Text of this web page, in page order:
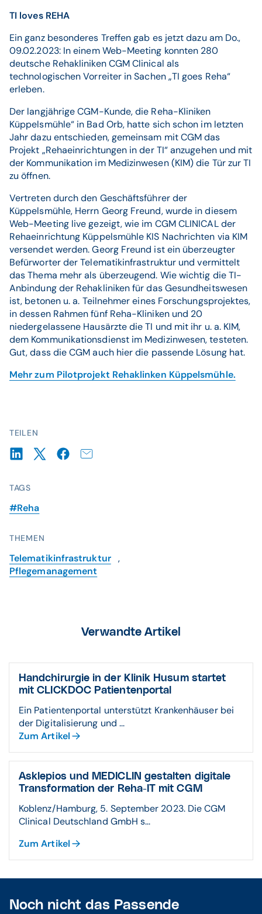
TEILEN
TAGS
#Reha
THEMEN
Telematikinfrastruktur ,
Pflegemanagement
TI loves REHA
Ein ganz besonderes Treffen gab es jetzt dazu am Do.,
09.02.2023: In einem Web-Meeting konnten 280
deutsche Rehakliniken CGM Clinical als
technologischen Vorreiter in Sachen „TI goes Reha“
erleben.
Der langjährige CGM-Kunde, die Reha-Kliniken
Küppelsmühle“ in Bad Orb, hatte sich schon im letzten
Jahr dazu entschieden, gemeinsam mit CGM das
Projekt „Rehaeinrichtungen in der TI“ anzugehen und mit
der Kommunikation im Medizinwesen (KIM) die Tür zur TI
zu öffnen.
Vertreten durch den Geschäftsführer der
Küppelsmühle, Herrn Georg Freund, wurde in diesem
Web-Meeting live gezeigt, wie im CGM CLINICAL der
Rehaeinrichtung Küppelsmühle KIS Nachrichten via KIM
versendet werden. Georg Freund ist ein überzeugter
Befürworter der Telematikinfrastruktur und vermittelt
das Thema mehr als überzeugend. Wie wichtig die TI-
Anbindung der Rehakliniken für das Gesundheitswesen
ist, betonen u. a. Teilnehmer eines Forschungsprojektes,
in dessen Rahmen fünf Reha-Kliniken und 20
niedergelassene Hausärzte die TI und mit ihr u. a. KIM,
dem Kommunikationsdienst im Medizinwesen, testeten.
Gut, dass die CGM auch hier die passende Lösung hat.
Mehr zum Pilotprojekt Rehaklinken Küppelsmühle.
Verwandte Artikel
Handchirurgie in der Klinik Husum startet
mit CLICKDOC Patienten­portal
Ein Patientenportal unterstützt Krankenhäuser bei
der Digitalisierung und ...
Zum Artikel
Asklepios und MEDICLIN gestalten digitale
Transformation der Reha-IT mit CGM
Koblenz/Hamburg, 5. September 2023. Die CGM
Clinical Deutschland GmbH s...
Zum Artikel
Noch nicht das Passende